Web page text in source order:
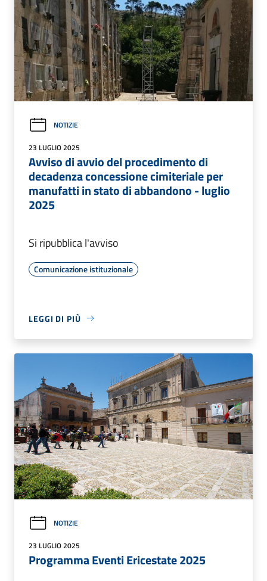
NOTIZIE
23 LUGLIO 2025
Avviso di avvio del procedimento di
decadenza concessione cimiteriale per
manufatti in stato di abbandono - luglio
2025
Si ripubblica l'avviso
Comunicazione istituzionale
LEGGI DI PIÙ
NOTIZIE
23 LUGLIO 2025
Programma Eventi Ericestate 2025